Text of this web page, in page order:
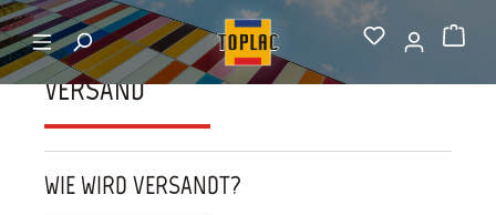
springenStartseite Versand
VERSAND
WIE WIRD VERSANDT?